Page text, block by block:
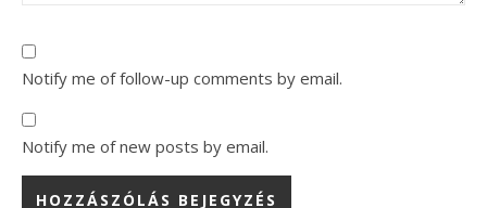
Notify me of follow-up comments by email.
Notify me of new posts by email.